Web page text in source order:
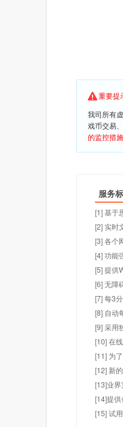
重要提
我司所有
戏币交易
的监控措
服务
[1] 基于
[2] 实时
[3] 各个
[4] 功能
[5] 提供
[6] 无障
[7] 每3
[8] 自动
[9] 采用
[10] 在
[11] 为
[12] 新
[13]业界
[14]提供
[15] 试